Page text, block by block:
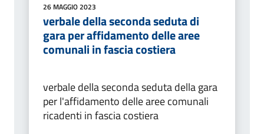
26 MAGGIO 2023
verbale della seconda seduta di
gara per affidamento delle aree
comunali in fascia costiera
verbale della seconda seduta della gara
per l'affidamento delle aree comunali
ricadenti in fascia costiera